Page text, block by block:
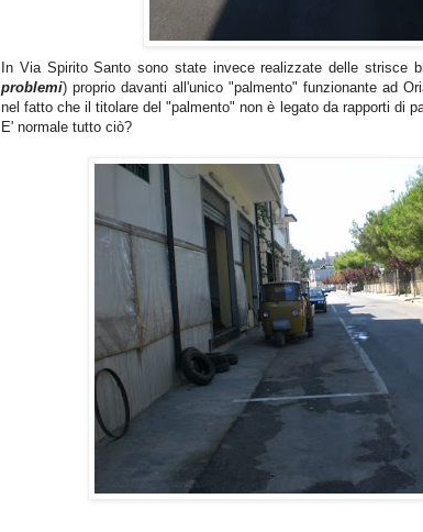
In Via Spirito Santo sono state invece realizzate delle strisce
problemi) proprio davanti all'unico "palmento" funzionante ad
nel fatto che il titolare del "palmento" non è legato da rapporti di
E' normale tutto ciò?